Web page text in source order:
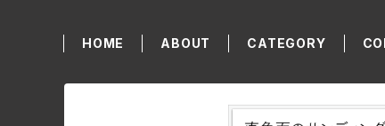
HOME ABOUT CATEGORY